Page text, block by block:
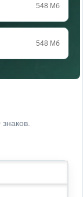
548 Мб
548 Мб